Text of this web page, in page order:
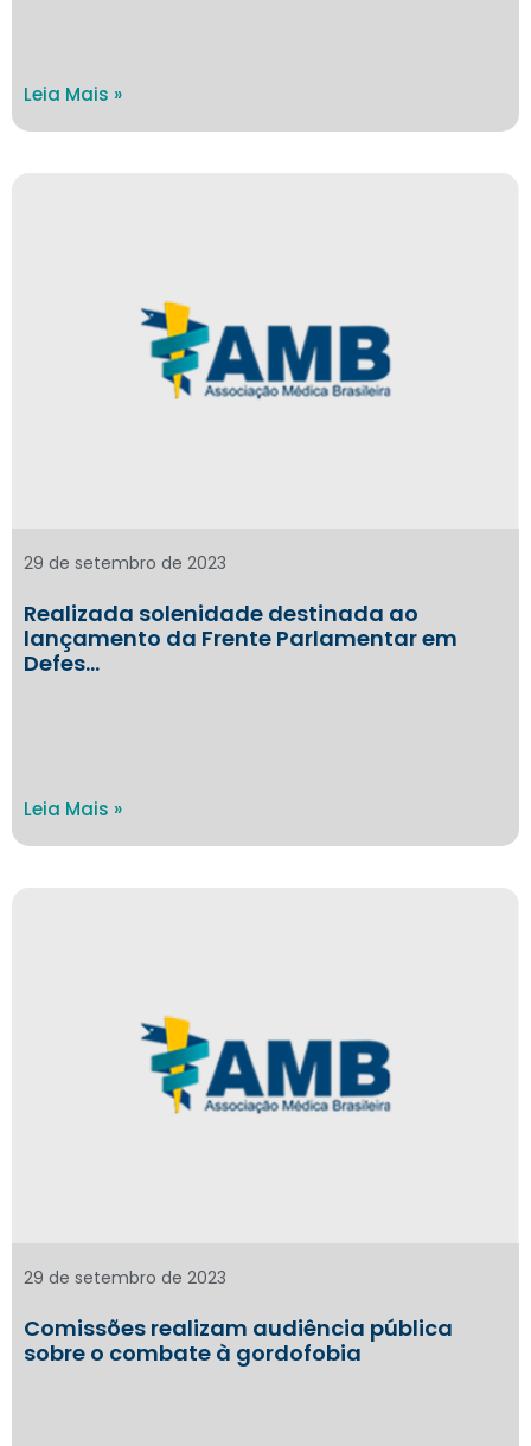
Leia Mais »
Realizada solenidade destinada ao
lançamento da Frente Parlamentar em
Defes…
29 de setembro de 2023
Leia Mais »
Comissões realizam audiência pública
sobre o combate à gordofobia
29 de setembro de 2023